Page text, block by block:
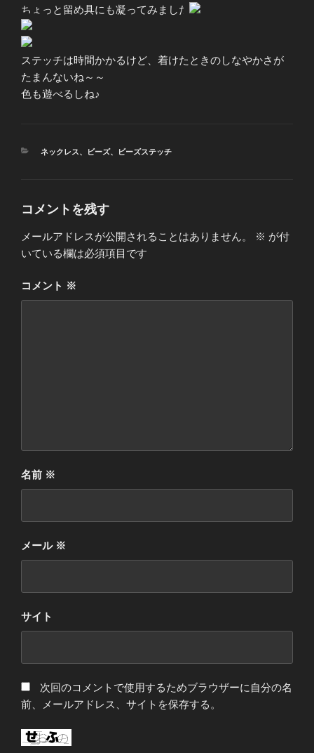
ちょっと留め具にも凝ってみました
ステッチは時間かかるけど、着けたときのしなやかさが
たまんないね～～
色も遊べるしね♪
カ
ネックレス、 ビーズ、 ビーズステッチ
コメントを残す
メールアドレスが公開されることはありません。 ※ が付
いている欄は必須項目です
コメント ※
名前 ※
メール ※
サイト
次回のコメントで使用するためブラウザーに自分の名
前、メールアドレス、サイトを保存する。